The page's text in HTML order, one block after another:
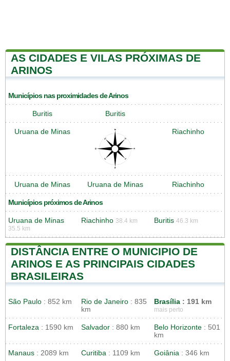
AS CIDADES E VILAS PRÓXIMAS DE
ARINOS
Municípios nas proximidades de Arinos
Buritis Buritis
Uruana de Minas Riachinho
Uruana de Minas Uruana de Minas Riachinho
Municípios próximos de Arinos
Uruana de Minas
35.5 km
Riachinho 38.4 km Buritis 46.3 km
DISTÂNCIA ENTRE O MUNICIPIO DE
ARINOS E AS PRINCIPAIS CIDADES
BRASILEIRAS
São Paulo : 852 km Rio de Janeiro : 835
km
Brasília : 191 km
mais perto
Fortaleza : 1590 km Salvador : 880 km Belo Horizonte : 501
km
Manaus : 2089 km Curitiba : 1109 km Goiânia : 346 km